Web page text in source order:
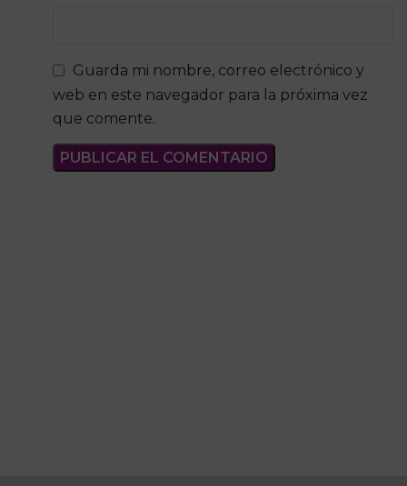
Guarda mi nombre, correo electrónico y
web en este navegador para la próxima vez
que comente.